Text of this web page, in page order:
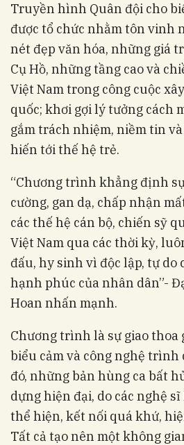
Truyền hình Quân đội cho
được tổ chức nhằm tôn vinh
nét đẹp văn hóa, những giá
Cụ Hồ, những tầng cao và
Việt Nam trong công cuộc
quốc; khơi gợi lý tưởng cách
gắm trách nhiệm, niềm tin
hiến tới thế hệ trẻ.
“Chương trình khẳng định
cường, gan dạ, chấp nhận
các thế hệ cán bộ, chiến sỹ
Việt Nam qua các thời kỳ,
đấu, hy sinh vì độc lập, tự do
hạnh phúc của nhân dân”-
Hoan nhấn mạnh.
Chương trình là sự giao thoa
biểu cảm và công nghệ
đó, những bản hùng ca bất
dựng hiện đại, do các nghệ
thể hiện, kết nối quá khứ,
Tất cả tạo nên một không